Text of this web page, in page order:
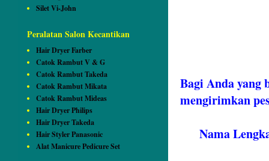
Bagi Anda
mengirimkan
Nama
Silet Vi-John
Peralatan Salon Kecantikan
Hair Dryer Farber
Catok Rambut V & G
Catok Rambut Takeda
Catok Rambut Mikata
Catok Rambut Mideas
Hair Dryer Philips
Hair Dryer Takeda
Hair Styler Panasonic
Alat Manicure Pedicure Set